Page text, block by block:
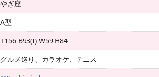
やぎ座
A型
T156 B93(I) W59 H84
グルメ巡り、カラオケ、テニス